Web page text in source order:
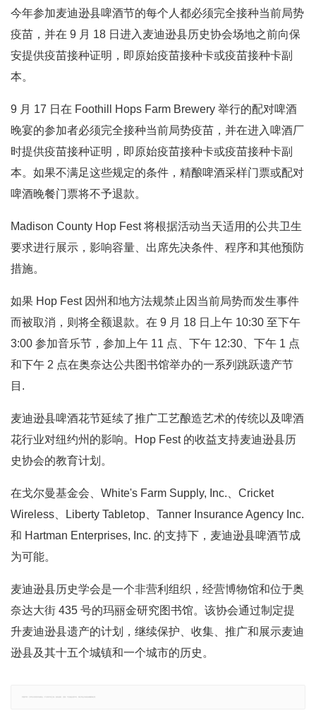
今年参加麦迪逊县啤酒节的每个人都必须完全接种当前局势
疫苗，并在 9 月 18 日进入麦迪逊县历史协会场地之前向保
安提供疫苗接种证明，即原始疫苗接种卡或疫苗接种卡副
本。
9 月 17 日在 Foothill Hops Farm Brewery 举行的配对啤酒
晚宴的参加者必须完全接种当前局势疫苗，并在进入啤酒厂
时提供疫苗接种证明，即原始疫苗接种卡或疫苗接种卡副
本。如果不满足这些规定的条件，精酿啤酒采样门票或配对
啤酒晚餐门票将不予退款。
Madison County Hop Fest 将根据活动当天适用的公共卫生
要求进行展示，影响容量、出席先决条件、程序和其他预防
措施。
如果 Hop Fest 因州和地方法规禁止因当前局势而发生事件
而被取消，则将全额退款。在 9 月 18 日上午 10:30 至下午
3:00 参加音乐节，参加上午 11 点、下午 12:30、下午 1 点
和下午 2 点在奥奈达公共图书馆举办的一系列跳跃遗产节
目.
麦迪逊县啤酒花节延续了推广工艺酿造艺术的传统以及啤酒
花行业对纽约州的影响。Hop Fest 的收益支持麦迪逊​​县历
史协会的教育计划。
在戈尔曼基金会、White's Farm Supply, Inc.、Cricket
Wireless、Liberty Tabletop、Tanner Insurance Agency Inc.
和 Hartman Enterprises, Inc. 的支持下，麦迪逊县啤酒节成
为可能。
麦迪逊县历史学会是一个非营利组织，经营博物馆和位于奥
奈达大街 435 号的玛丽金研究图书馆。该协会通过制定提
升麦迪逊县遗产的计划，继续保护、收集、推广和展示麦迪
逊县及其十五个城镇和一个城市的历史。